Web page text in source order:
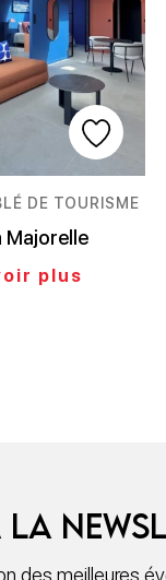
DE TOURISME
Majorelle
plus
la
des meilleures